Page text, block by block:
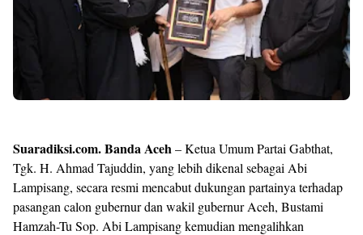
Suaradiksi.com. Banda Aceh – Ketua Umum Partai Gabthat,
Tgk. H. Ahmad Tajuddin, yang lebih dikenal sebagai Abi
Lampisang, secara resmi mencabut dukungan partainya terhadap
pasangan calon gubernur dan wakil gubernur Aceh, Bustami
Hamzah-Tu Sop. Abi Lampisang kemudian mengalihkan